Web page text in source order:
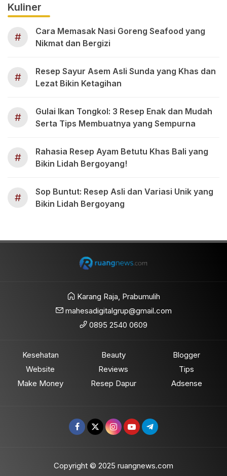
Kuliner
#
Cara Memasak Nasi Goreng Seafood yang
Nikmat dan Bergizi
#
Resep Sayur Asem Asli Sunda yang Khas dan
Lezat Bikin Ketagihan
#
Gulai Ikan Tongkol: 3 Resep Enak dan Mudah
Serta Tips Membuatnya yang Sempurna
#
Rahasia Resep Ayam Betutu Khas Bali yang
Bikin Lidah Bergoyang!
#
Sop Buntut: Resep Asli dan Variasi Unik yang
Bikin Lidah Bergoyang
Karang Raja, Prabumulih
mahesadigitalgrup@gmail.com
0895 2540 0609
Kesehatan
Website
Make Money
Beauty
Reviews
Resep Dapur
Blogger
Tips
Adsense
Copyright © 2025 ruangnews.com